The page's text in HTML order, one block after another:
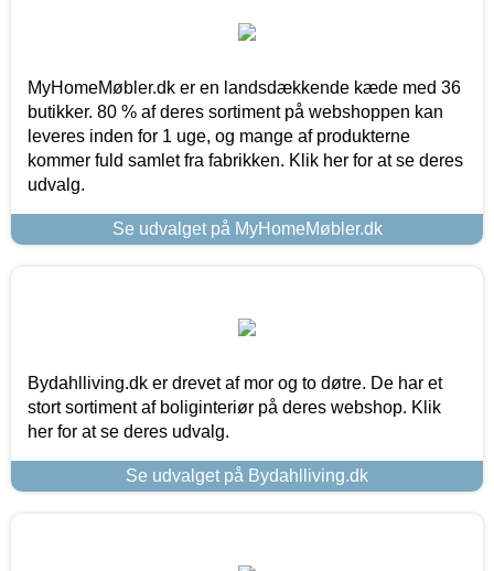
MyHomeMøbler.dk er en landsdækkende kæde med 36
butikker. 80 % af deres sortiment på webshoppen kan
leveres inden for 1 uge, og mange af produkterne
kommer fuld samlet fra fabrikken. Klik her for at se deres
udvalg.
Se udvalget på MyHomeMøbler.dk
Bydahlliving.dk er drevet af mor og to døtre. De har et
stort sortiment af boliginteriør på deres webshop. Klik
her for at se deres udvalg.
Se udvalget på Bydahlliving.dk